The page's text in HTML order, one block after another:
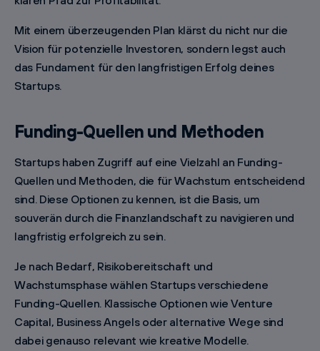
Mit einem überzeugenden Plan klärst du nicht nur die
Vision für potenzielle Investoren, sondern legst auch
das Fundament für den langfristigen Erfolg deines
Startups.
Funding-Quellen und Methoden
Startups haben Zugriff auf eine Vielzahl an Funding-
Quellen und Methoden, die für Wachstum entscheidend
sind. Diese Optionen zu kennen, ist die Basis, um
souverän durch die Finanzlandschaft zu navigieren und
langfristig erfolgreich zu sein.
Je nach Bedarf, Risikobereitschaft und
Wachstumsphase wählen Startups verschiedene
Funding-Quellen. Klassische Optionen wie Venture
Capital, Business Angels oder alternative Wege sind
dabei genauso relevant wie kreative Modelle.